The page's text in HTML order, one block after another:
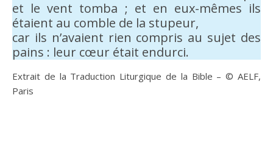
et le vent tomba ; et en eux-mêmes ils
étaient au comble de la stupeur,
car ils n’avaient rien compris au sujet des
pains : leur cœur était endurci.
Extrait de la Traduction Liturgique de la Bible – © AELF,
Paris